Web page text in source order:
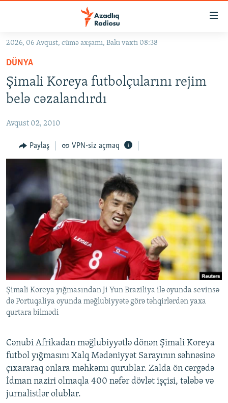
Əsas
qayıt
Əsas
naviqasiyaya
qayıt
#İZAHLA
KORRUPSIOMETR
FƏRQƏ BAX
QANUNI DOĞRU
ARAŞDIRMA
MULTIMEDIA
VIDEO
FOTOQALEREYA
İNFOQRAFIKA
KARIKATURA
RADIO ARXIV
OXU ZALI
AZƏRBAYCAN ƏDƏBIYYATI KITABXANASI
İSLAM VƏ DEMOKRATIYA
İZ - MƏDƏNIYYƏT PROQRAMI
HAQQIMIZDA
MISSIYAMIZ
PEŞƏ ETIKASI VƏ JURNALISTIKA STANDARTLARIMIZ
MATERIALLARIMIZDAN ISTIFADƏ
AZADLIQRADIOSU MOBIL TELEFONUNUZDA
BIZIMLƏ ƏLAQƏ
BIZI IZLƏ
RFE/RL-in bütün saytları
2026, 06 Avqust, cümə axşamı, Bakı vaxtı 08:38
DÜNYA
Şimali Koreya futbolçularını rejim
belə cəzalandırdı
Avqust 02, 2010
Paylaş VPN-siz açmaq
Şimali Koreya yığmasından Ji Yun Braziliya ilə oyunda sevinsə
də Portuqaliya oyunda məğlubiyyətə görə təhqirlərdən yaxa
qurtara bilmədi
Cənubi Afrikadan məğlubiyyətlə dönən Şimali Koreya
futbol yığmasını Xalq Mədəniyyət Sarayının səhnəsinə
çıxararaq onlara məhkəmı qurublar. Zalda ön cərgədə
İdman naziri olmaqla 400 nəfər dövlət işçisi, tələbə və
jurnalistlər olublar.